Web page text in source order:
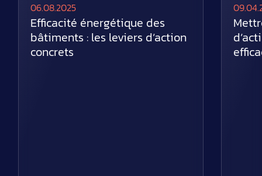
06.08.2025
Efficacité énergétique des
bâtiments : les leviers d’action
concrets